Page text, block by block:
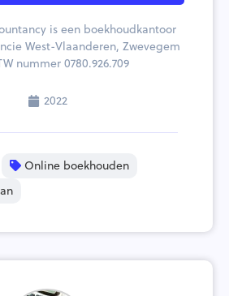
is een boekhoudkantoor
West-Vlaanderen, Zwevegem
nummer 0780.926.709
2022
Online boekhouden